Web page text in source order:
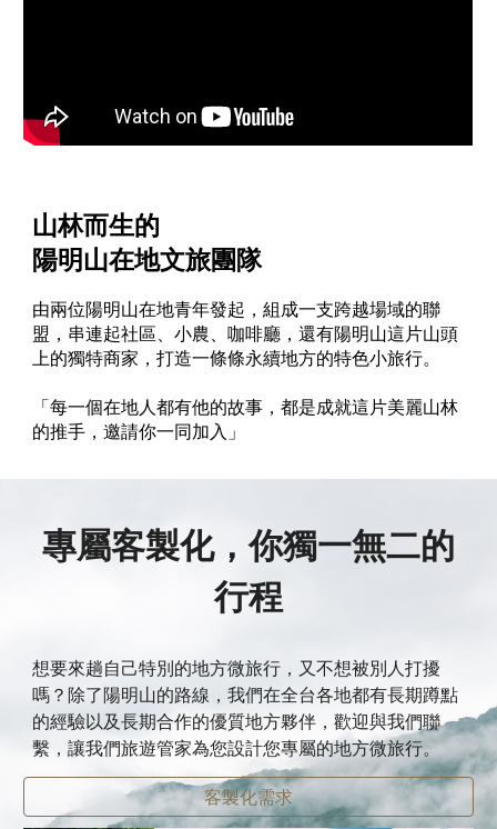
山林而生的
陽明山在地文旅團隊
由兩位陽明山在地青年發起，組成一支跨越場域的聯
盟，串連起社區、小農、咖啡廳，還有陽明山這片山頭
上的獨特商家，打造一條條永續地方的特色小旅行。
「每一個在地人都有他的故事，都是成就這片美麗山林
的推手，邀請你一同加入」
專屬客製化，你獨一無二的
行程
想要來趟自己特別的地方微旅行，又不想被別人打擾
嗎？除了陽明山的路線，我們在全台各地都有長期蹲點
的經驗以及長期合作的優質地方夥伴，歡迎與我們聯
繫，讓我們旅遊管家為您設計您專屬的地方微旅行。
客製化需求